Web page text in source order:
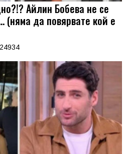
Айлин Бобева не се
(няма да повярвате кой е
24934